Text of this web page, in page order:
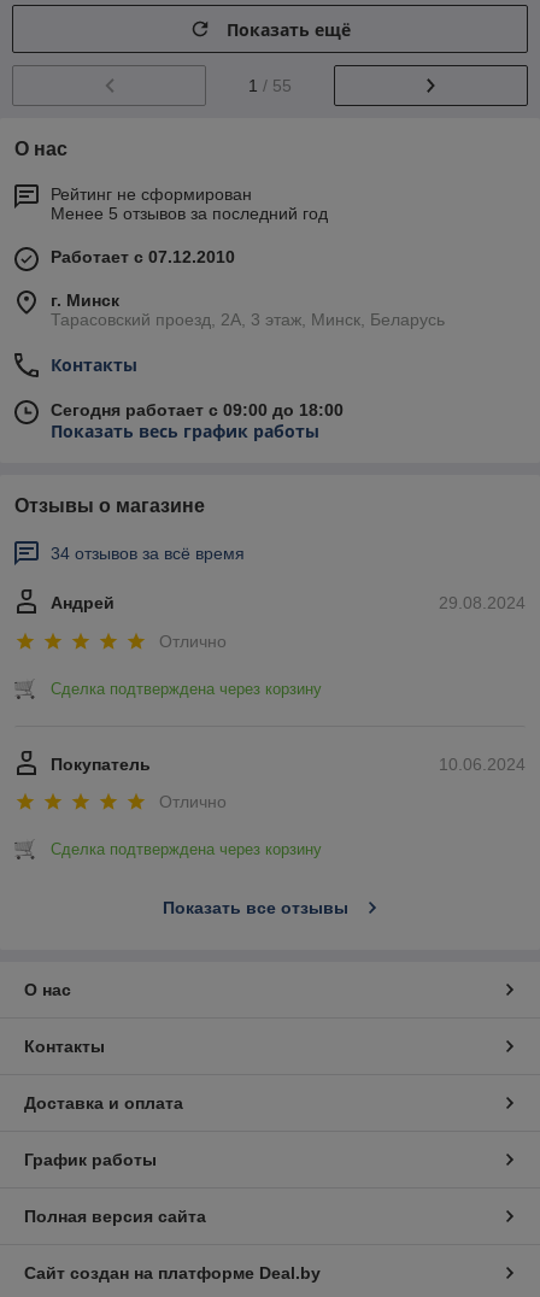
Показать ещё
1 / 55
О нас
Рейтинг не сформирован
Менее 5 отзывов за последний год
Работает с 07.12.2010
г. Минск
Тарасовский проезд, 2А, 3 этаж, Минск, Беларусь
Контакты
Сегодня работает с 09:00 до 18:00
Показать весь график работы
Отзывы о магазине
34 отзывов за всё время
29.08.2024
Андрей
Отлично
Сделка подтверждена через корзину
10.06.2024
Покупатель
Отлично
Сделка подтверждена через корзину
Показать все отзывы
О нас
Контакты
Доставка и оплата
График работы
Полная версия сайта
Сайт создан на платформе Deal.by